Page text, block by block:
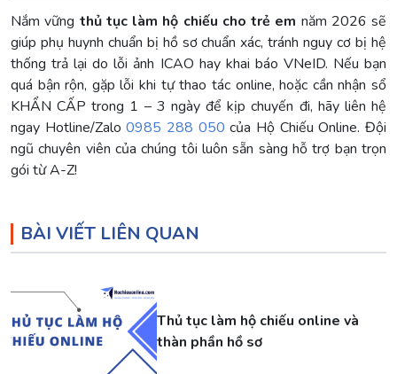
Nắm vững thủ tục làm hộ chiếu cho trẻ em năm 2026 sẽ
giúp phụ huynh chuẩn bị hồ sơ chuẩn xác, tránh nguy cơ bị hệ
thống trả lại do lỗi ảnh ICAO hay khai báo VNeID. Nếu bạn
quá bận rộn, gặp lỗi khi tự thao tác online, hoặc cần nhận sổ
KHẨN CẤP trong 1 – 3 ngày để kịp chuyến đi, hãy liên hệ
ngay Hotline/Zalo0985 288 050 của Hộ Chiếu Online. Đội
ngũ chuyên viên của chúng tôi luôn sẵn sàng hỗ trợ bạn trọn
gói từ A-Z!
BÀI VIẾT LIÊN QUAN
Thủ tục làm hộ chiếu online và
thàn phần hồ sơ